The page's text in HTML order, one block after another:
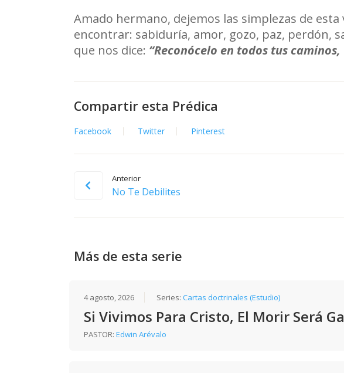
Amado hermano, dejemos las simplezas de
encontrar: sabiduría, amor, gozo, paz, perdón,
que nos dice: “Reconócelo en todos tus
Compartir esta Prédica
Facebook Twitter Pinterest
Anterior
No Te Debilites
Más de esta serie
4 agosto, 2026 Series:Cartas doctrinales (Estudio)
Si Vivimos Para Cristo, El Morir Será
PASTOR:Edwin Arévalo